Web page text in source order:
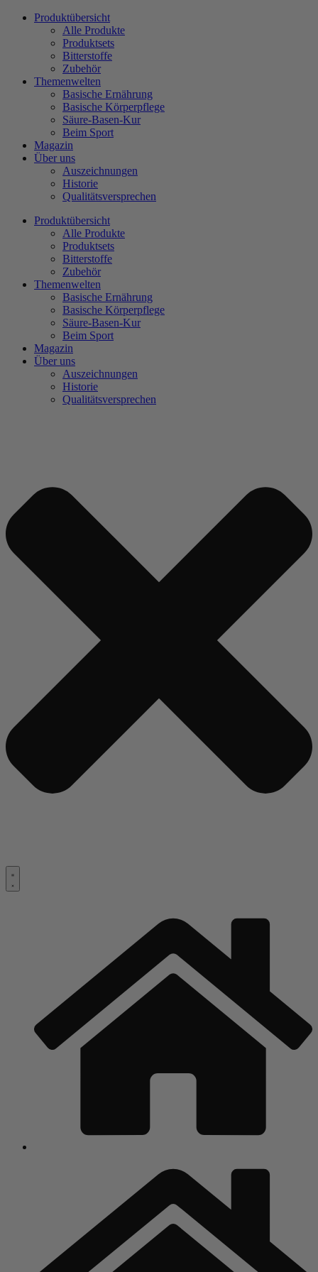
Zum
Produktübersicht
Alle Produkte
Produktsets
Bitterstoffe
Zubehör
Themenwelten
Basische Ernährung
Basische Körperpflege
Säure-Basen-Kur
Beim Sport
Magazin
Über uns
Auszeichnungen
Historie
Qualitätsversprechen
Produktübersicht
Alle Produkte
Produktsets
Bitterstoffe
Zubehör
Themenwelten
Basische Ernährung
Basische Körperpflege
Säure-Basen-Kur
Beim Sport
Magazin
Über uns
Auszeichnungen
Historie
Qualitätsversprechen